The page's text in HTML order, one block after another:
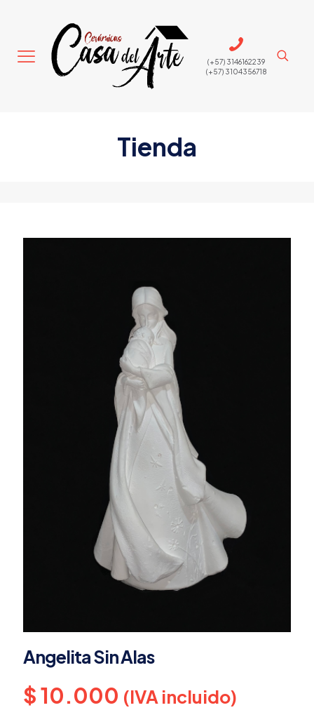
(+57) 3146162239
(+57) 3104356718
Tienda
Angelita Sin Alas
$10.000 (IVA incluido)